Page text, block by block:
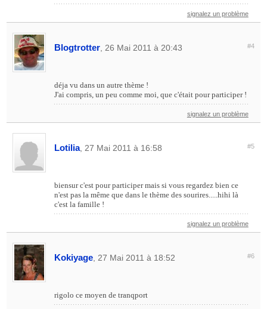
signalez un problème
Blogtrotter , 26 Mai 2011 à 20:43 #4
déja vu dans un autre thème !
J'ai compris, un peu comme moi, que c'était pour participer !
signalez un problème
Lotilia, 27 Mai 2011 à 16:58 #5
biensur c'est pour participer mais si vous regardez bien ce
n'est pas la même que dans le thème des sourires.....hihi là
c'est la famille !
signalez un problème
Kokiyage , 27 Mai 2011 à 18:52 #6
rigolo ce moyen de tranqport